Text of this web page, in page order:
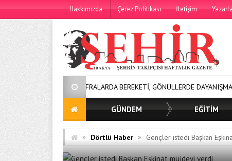
Hakkımızda Çerez Politikası İletişim
SOFRALARDA BEREKETİ, GÖNÜLLERDE DAYANIŞMAYI
GÜNDEM EĞİTİM
» Dörtlü Haber » Gençler istedi Başkan